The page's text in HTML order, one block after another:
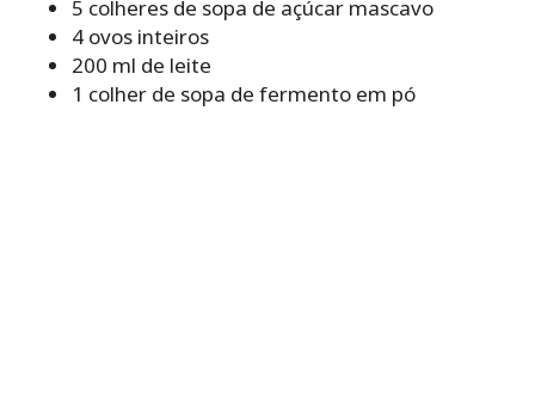
5 colheres de sopa de açúcar mascavo
4 ovos inteiros
200 ml de leite
1 colher de sopa de fermento em pó